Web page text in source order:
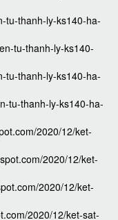
tu-thanh-ly-ks140-ha-
tu-thanh-ly-ks140-
tu-thanh-ly-ks140-ha-
tu-thanh-ly-ks140-ha-
2020/12/ket-
2020/12/ket-
2020/12/ket-
2020/12/ket-sat-